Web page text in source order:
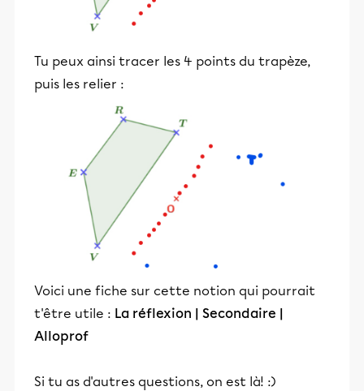
Tu peux ainsi tracer les 4 points du trapèze,
puis les relier :
Voici une fiche sur cette notion qui pourrait
t'être utile : La réflexion | Secondaire |
Alloprof
Si tu as d'autres questions, on est là! :)